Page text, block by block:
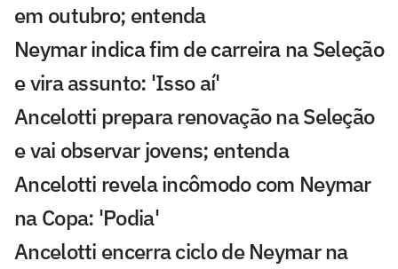
em outubro; entenda
Neymar indica fim de carreira na Seleção
e vira assunto: 'Isso aí'
Ancelotti prepara renovação na Seleção
e vai observar jovens; entenda
Ancelotti revela incômodo com Neymar
na Copa: 'Podia'
Ancelotti encerra ciclo de Neymar na